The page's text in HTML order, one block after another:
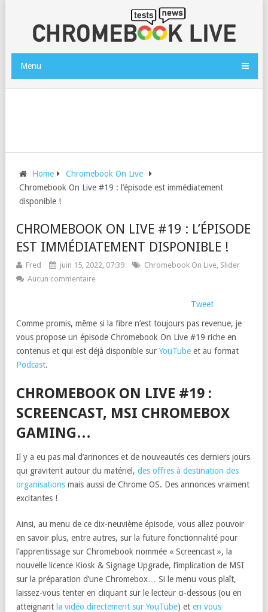
Menu
Home
Chromebook On Live
Chromebook On Live #19 : l’épisode est immédiatement
disponible !
CHROMEBOOK ON LIVE #19 : L’ÉPISODE
EST IMMÉDIATEMENT DISPONIBLE !
Fred juin 15, 2022, 07:39 Chromebook On Live, Slider
Aucun commentaire
Tweet
Comme promis, même si la fibre n’est toujours pas revenue, je
vous propose un épisode Chromebook On Live #19 riche en
contenus et qui est déjà disponible sur YouTube et au format
Podcast.
CHROMEBOOK ON LIVE #19 :
SCREENCAST, MSI CHROMEBOX
GAMING…
Il y a eu pas mal d’annonces et de nouveautés ces derniers jours
qui gravitent autour du matériel, des offres à destination des
organisations mais aussi de Chrome OS. Des annonces vraiment
excitantes !
Ainsi, au menu de ce dix-neuvième épisode, vous allez pouvoir
en savoir plus, entre autres, sur la future fonctionnalité pour
l’apprentissage sur Chromebook nommée « Screencast », la
nouvelle licence Kiosk & Signage Upgrade, l’implication de MSI
sur la préparation d’une Chromebox… Si le menu vous plaît,
laissez-vous tenter en cliquant sur le lecteur ci-dessous (ou en
atteignant la vidéo directement sur YouTube) et en vous